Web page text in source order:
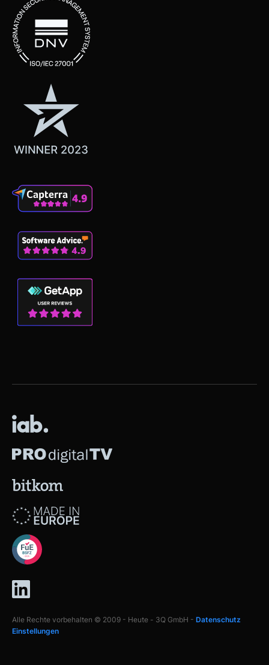
Alle Rechte vorbehalten © 2009 - Heute - 3Q GmbH - Datenschutz
Einstellungen